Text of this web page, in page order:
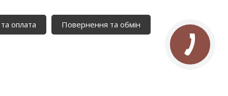
оплата
Повернення та обмін